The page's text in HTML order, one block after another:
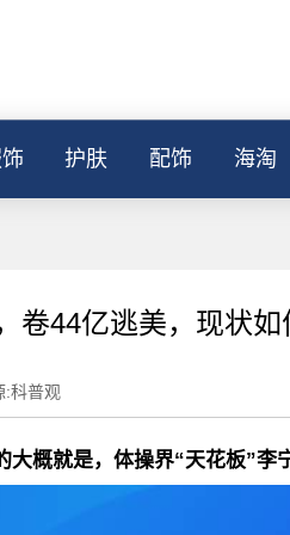
护肤 配饰 海淘
卷44亿逃美，现状如
:科普观
大概就是，体操界“天花板”李